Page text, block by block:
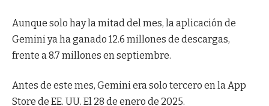
Aunque solo hay la mitad del mes, la aplicación de
Gemini ya ha ganado 12.6 millones de descargas,
frente a 8.7 millones en septiembre.
Antes de este mes, Gemini era solo tercero en la App
Store de EE. UU. El 28 de enero de 2025.